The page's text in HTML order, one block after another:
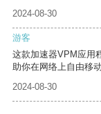
2024-08-30
游客
这款加速器VPM应用
助你在网络上自由移动
2024-08-30